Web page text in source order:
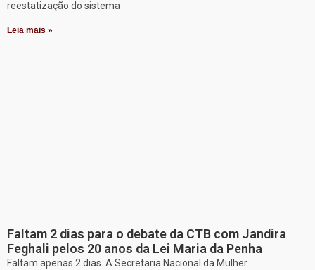
reestatização do sistema
Leia mais »
Faltam 2 dias para o debate da CTB com Jandira
Feghali pelos 20 anos da Lei Maria da Penha
Faltam apenas 2 dias. A Secretaria Nacional da Mulher